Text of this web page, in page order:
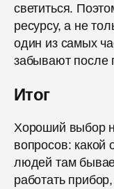
светиться.
ресурсу, а не
один из самых
забывают после
Итог
Хороший выбор
вопросов: какой
людей там
работать